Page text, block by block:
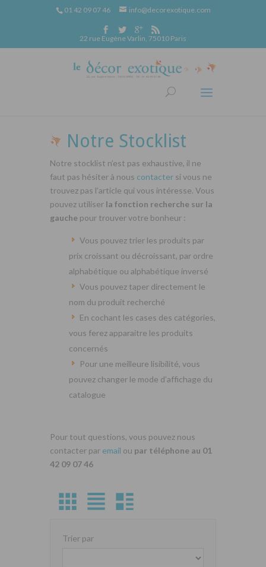
01 42 09 07 46 info@decorexotique.com
22 rue Eugène Varlin, 75010 Paris
Notre Stocklist
Notre stocklist n’est pas exhaustive, il ne
faut pas hésiter à nous contacter si vous ne
trouvez pas l’article qui vous intéresse. Vous
pouvez utiliser la fonction recherche sur la
gauche pour trouver votre bonheur :
Vous pouvez trier les produits par
prix croissant ou décroissant, par ordre
alphabétique ou alphabétique inversé
Vous pouvez taper directement le
nom du produit recherché
En cochant les cases des catégories,
vous ferez apparaitre les produits
concernés
Pour une meilleure lisibilité, vous
pouvez changer le mode d’affichage du
catalogue
Pour tout questions, vous pouvez nous
contacter par email ou par téléphone au 01
42 09 07 46
Trier par